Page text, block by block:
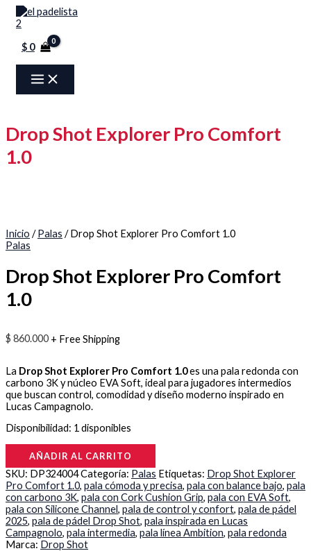
contenido
$0
MENU
Drop Shot Explorer Pro Comfort
1.0
Inicio /Palas / Drop Shot Explorer Pro Comfort 1.0
Palas
Drop Shot Explorer Pro Comfort
1.0
$ 860.000 + Free Shipping
La Drop Shot Explorer Pro Comfort 1.0es una pala redonda con
carbono 3K y núcleo EVA Soft, ideal para jugadores intermedios
que buscan control, comodidad y diseño moderno inspirado en
Lucas Campagnolo.
Disponibilidad: 1 disponibles
Drop
Shot
Explorer
Comfort
1.0
cantidad
AÑADIR AL CARRITO
SKU: DP324004Categoría: Palas Etiquetas: Drop Shot Explorer
Pro Comfort 1.0, pala cómoda y precisa, pala con balance bajo, pala
con carbono 3K, pala con Cork Cushion Grip, pala con EVA Soft,
pala con Silicone Channel, pala de control y confort, pala de pádel
2025, pala de pádel Drop Shot, pala inspirada en Lucas
Campagnolo, pala intermedia, pala línea Ambition, pala redonda
Marca: Drop Shot
Menú